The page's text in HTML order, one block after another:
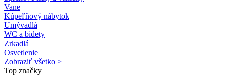
Vane
Kúpeľňový nábytok
Umývadlá
WC a bidety
Zrkadlá
Osvetlenie
Zobraziť všetko >
Top značky